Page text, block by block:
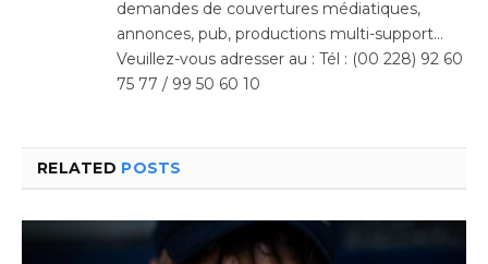
demandes de couvertures médiatiques,
annonces, pub, productions multi-support…
Veuillez-vous adresser au : Tél : (00 228) 92 60
75 77 / 99 50 60 10
RELATED POSTS